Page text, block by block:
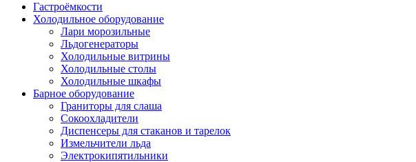
Гастроёмкости
Холодильное оборудование
Лари морозильные
Льдогенераторы
Холодильные витрины
Холодильные столы
Холодильные шкафы
Барное оборудование
Граниторы для слаша
Сокоохладители
Диспенсеры для стаканов и тарелок
Измельчители льда
Электрокипятильники